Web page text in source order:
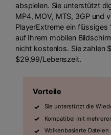
abspielen. Sie unterstützt
MP4, MOV, MTS, 3GP und
PlayerExtreme ein
auf Ihrem mobilen
nicht kostenlos. Sie zahlen
$29,99/Lebenszeit.
Vorteile
Sie unterstützt die
Kompatibel mit
Wolkenbasierte Dateien